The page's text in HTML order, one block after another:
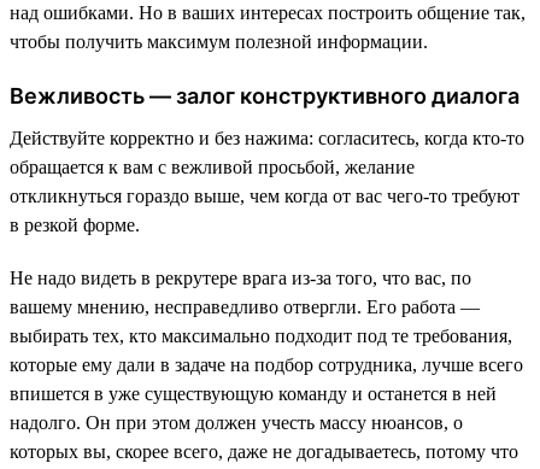
над ошибками. Но в ваших интересах построить общение так,
чтобы получить максимум полезной информации.
Вежливость — залог конструктивного диалога
Действуйте корректно и без нажима: согласитесь, когда кто-то
обращается к вам с вежливой просьбой, желание
откликнуться гораздо выше, чем когда от вас чего-то требуют
в резкой форме.
Не надо видеть в рекрутере врага из-за того, что вас, по
вашему мнению, несправедливо отвергли. Его работа —
выбирать тех, кто максимально подходит под те требования,
которые ему дали в задаче на подбор сотрудника, лучше всего
впишется в уже существующую команду и останется в ней
надолго. Он при этом должен учесть массу нюансов, о
которых вы, скорее всего, даже не догадываетесь, потому что